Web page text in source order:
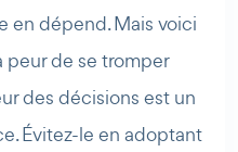
en dépend. Mais voici
peur de se tromper
des décisions est un
Évitez-le en adoptant